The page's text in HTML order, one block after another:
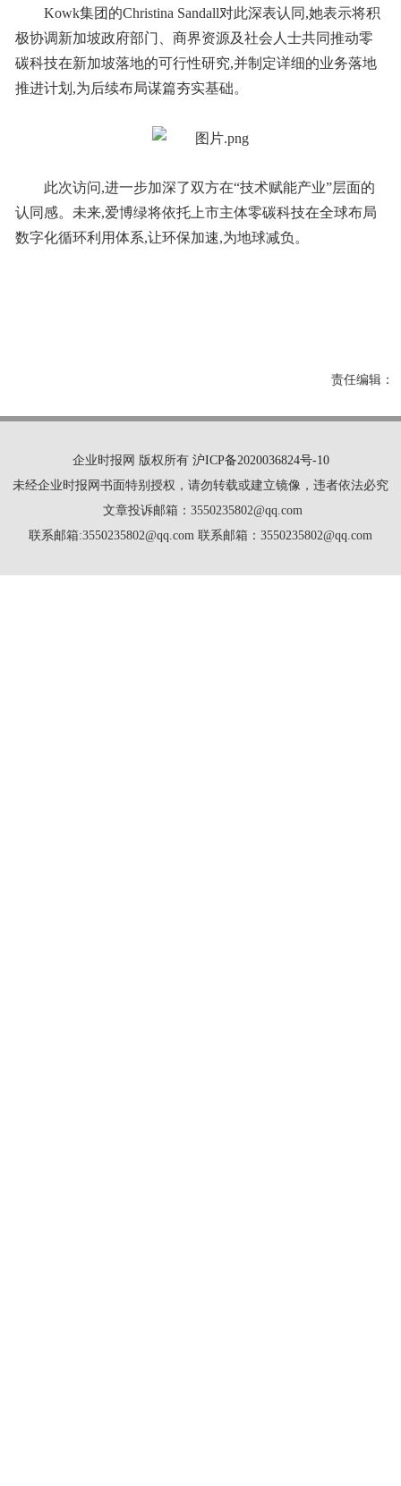
Kowk集团的Christina Sandall对此深表认同,她表示将积
极协调新加坡政府部门、商界资源及社会人士共同推动零
碳科技在新加坡落地的可行性研究,并制定详细的业务落地
推进计划,为后续布局谋篇夯实基础。
此次访问,进一步加深了双方在“技术赋能产业”层面的
认同感。未来,爱博绿将依托上市主体零碳科技在全球布局
数字化循环利用体系,让环保加速,为地球减负。
责任编辑：
企业时报网 版权所有 沪ICP备2020036824号-10
未经企业时报网书面特别授权，请勿转载或建立镜像，违者依法必究
文章投诉邮箱：3550235802@qq.com
联系邮箱:3550235802@qq.com 联系邮箱：3550235802@qq.com